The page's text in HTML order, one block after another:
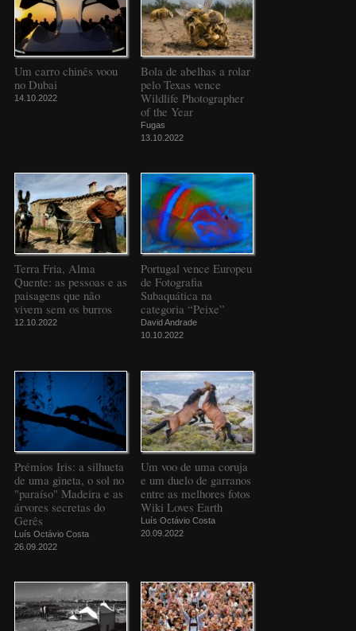
Um carro chinês voou
no Dubai
14.10.2022
Bola de abelhas a rolar
pelo Texas vence
Wildlife Photographer
of the Year
Fugas
13.10.2022
Terra Fria, Alma
Quente: as pessoas e as
paisagens que não
vivem sem os burros
12.10.2022
Portugal vence Europeu
de Fotografia
Subaquática na
categoria “Peixe”
David Andrade
10.10.2022
Prémios Iris: a silhueta
de uma gineta, o sol no
"paraíso" Madeira e as
árvores secretas do
Gerês
Luís Octávio Costa
26.09.2022
Um voo de uma coruja
e um duelo de garranos
entre as melhores fotos
Wiki Loves Earth
Luís Octávio Costa
20.09.2022